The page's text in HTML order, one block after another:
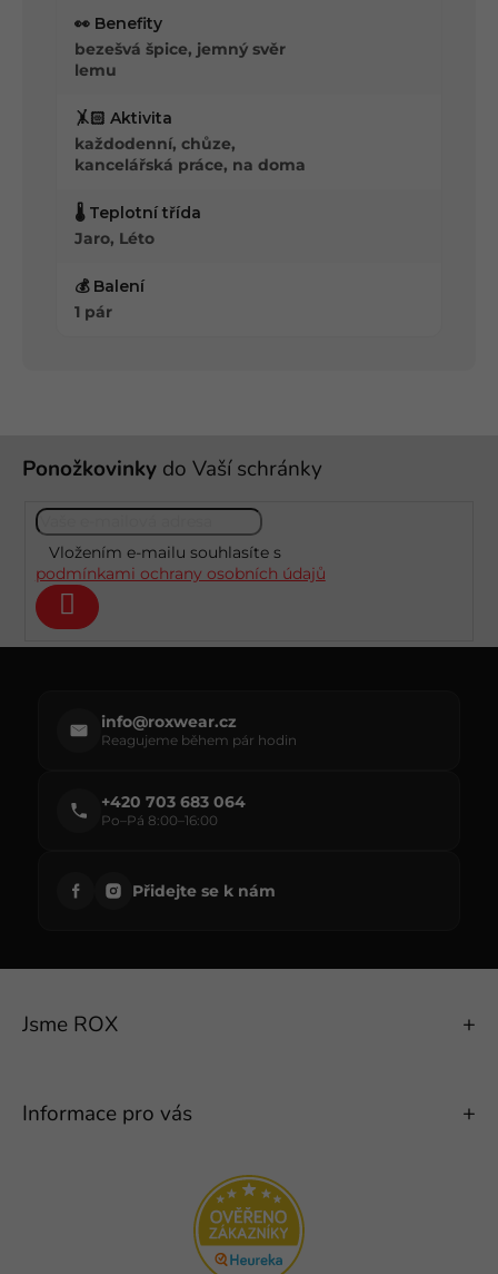
👀 Benefity
bezešvá špice, jemný svěr
lemu
🤸🏻 Aktivita
každodenní, chůze,
kancelářská práce, na doma
🌡️ Teplotní třída
Jaro, Léto
💰 Balení
1 pár
Ponožkovinky do Vaší schránky
Vložením e-mailu souhlasíte s
podmínkami ochrany osobních údajů
Přihlásit
info@roxwear.cz
Reagujeme během pár hodin
+420 703 683 064
Po–Pá 8:00–16:00
Přidejte se k nám
Jsme ROX
Informace pro vás